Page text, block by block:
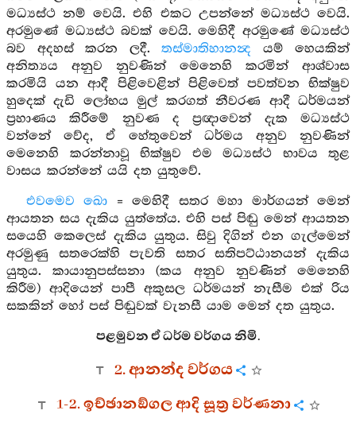
මධ්‍යස්ථ නම් වෙයි. එහි එකට උපන්නේ මධ්‍යස්ථ වෙයි.
අරමුණේ මධ්‍යස්ථ බවක් වෙයි. මෙහිදී අරමුණේ මධ්‍යස්ථ
බව අදහස් කරන ලදී. තස්මාතිහානන්‍ද යම් හෙයකින්
අනිත්‍යය අනුව නුවණින් මෙනෙහි කරමින් ආශ්වාස
කරමියි යන ආදී පිළිවෙළින් පිළිවෙත් පවත්වන භික්ෂුව
හුදෙක් දැඩි ලෝභය මුල් කරගත් නීවරණ ආදී ධර්මයන්
ප්‍රහාණය කිරීමේ නුවණ ද ප්‍රඥාවෙන් දැක මධ්‍යස්ථ
වන්නේ වේද, ඒ හේතුවෙන් ධර්මය අනුව නුවණින්
මෙනෙහි කරන්නාවූ භික්ෂුව එම මධ්‍යස්ථ භාවය තුළ
වාසය කරන්නේ යයි දත යුතුවේ.
එවමෙව ඛො = මෙහිදී සතර මහා මාර්ගයන් මෙන්
ආයතන සය දැකිය යුත්තේය. එහි පස් පිඬු මෙන් ආයතන
සයෙහි කෙලෙස් දැකිය යුතුය. සිවු දිගින් එන ගැල්මෙන්
අරමුණු සතරෙක්හි පැවති සතර සතිපට්ඨානයන් දැකිය
යුතුය. කායානුපස්සනා (කය අනුව නුවණින් මෙනෙහි
කිරීම) ආදියෙන් පාපී අකුසල ධර්මයන් නැසීම එක් රිය
සකකින් හෝ පස් පිඬුවක් වැනසී යාම මෙන් දත යුතුය.
පළමුවන ඒ ධර්ම වර්ගය නිමි.
2. ආනන්ද වර්ගය
1-2. ඉච්ඡානඞ්ගල ආදි සූත්‍ර වර්ණනා